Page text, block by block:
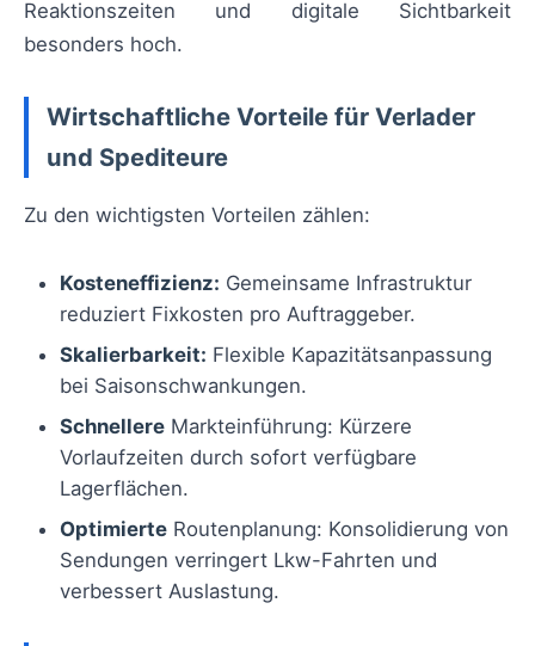
Reaktionszeiten und digitale Sichtbarkeit
besonders hoch.
Wirtschaftliche Vorteile für Verlader
und Spediteure
Zu den wichtigsten Vorteilen zählen:
Kosteneffizienz: Gemeinsame Infrastruktur
reduziert Fixkosten pro Auftraggeber.
Skalierbarkeit: Flexible Kapazitätsanpassung
bei Saisonschwankungen.
Schnellere Markteinführung: Kürzere
Vorlaufzeiten durch sofort verfügbare
Lagerflächen.
Optimierte Routenplanung: Konsolidierung von
Sendungen verringert Lkw-Fahrten und
verbessert Auslastung.